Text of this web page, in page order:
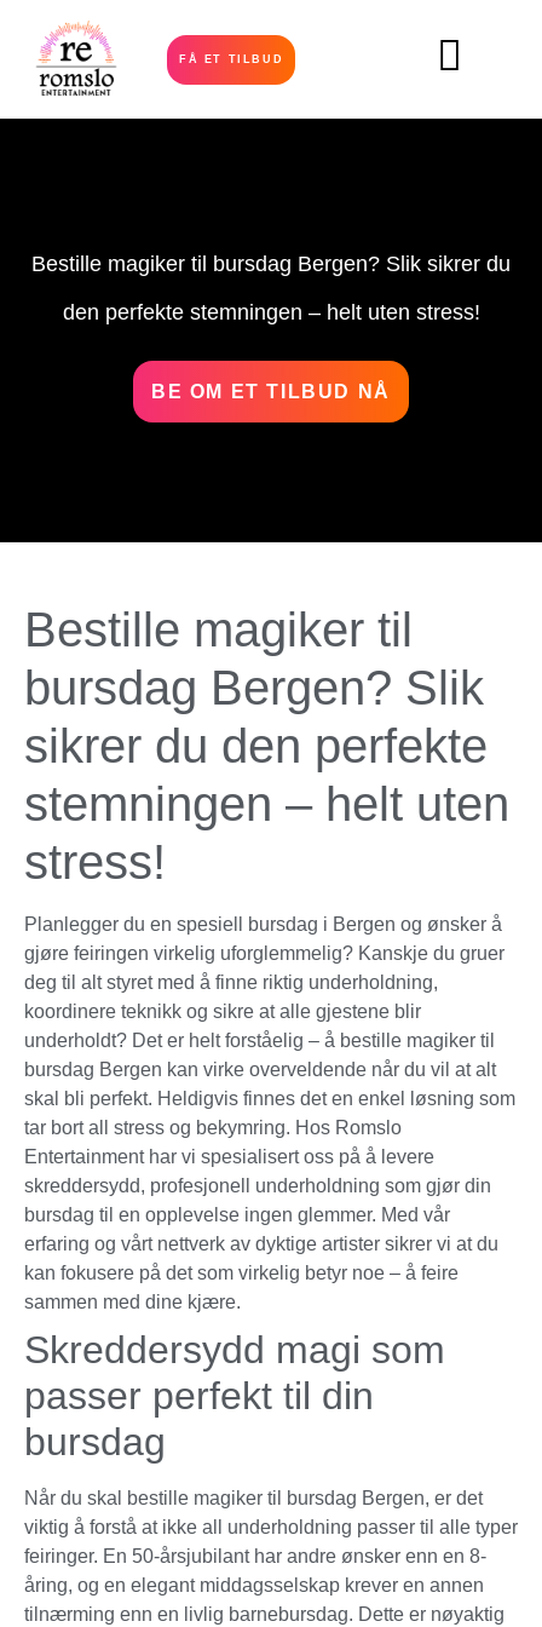
FÅ ET TILBUD
Bestille magiker til bursdag Bergen? Slik sikrer du
den perfekte stemningen – helt uten stress!
BE OM ET TILBUD NÅ
Bestille magiker til
bursdag Bergen? Slik
sikrer du den perfekte
stemningen – helt uten
stress!
Planlegger du en spesiell bursdag i Bergen og ønsker å
gjøre feiringen virkelig uforglemmelig? Kanskje du gruer
deg til alt styret med å finne riktig underholdning,
koordinere teknikk og sikre at alle gjestene blir
underholdt? Det er helt forståelig – å bestille magiker til
bursdag Bergen kan virke overveldende når du vil at alt
skal bli perfekt. Heldigvis finnes det en enkel løsning som
tar bort all stress og bekymring. Hos Romslo
Entertainment har vi spesialisert oss på å levere
skreddersydd, profesjonell underholdning som gjør din
bursdag til en opplevelse ingen glemmer. Med vår
erfaring og vårt nettverk av dyktige artister sikrer vi at du
kan fokusere på det som virkelig betyr noe – å feire
sammen med dine kjære.
Skreddersydd magi som
passer perfekt til din
bursdag
Når du skal bestille magiker til bursdag Bergen, er det
viktig å forstå at ikke all underholdning passer til alle typer
feiringer. En 50-årsjubilant har andre ønsker enn en 8-
åring, og en elegant middagsselskap krever en annen
tilnærming enn en livlig barnebursdag. Dette er nøyaktig